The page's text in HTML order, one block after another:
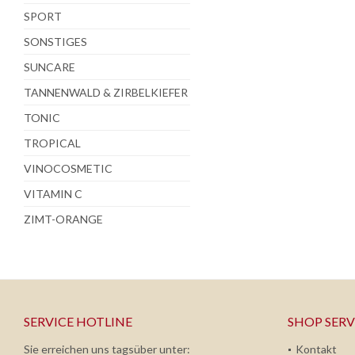
SPORT
SONSTIGES
SUNCARE
TANNENWALD & ZIRBELKIEFER
TONIC
TROPICAL
VINOCOSMETIC
VITAMIN C
ZIMT-ORANGE
SERVICE HOTLINE
Sie erreichen uns tagsüber unter:
SHOP
Kontakt